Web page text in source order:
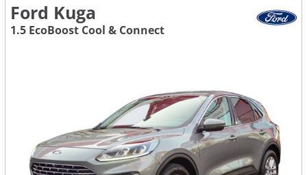
Ford Kuga
1.5 EcoBoost Cool & Connect